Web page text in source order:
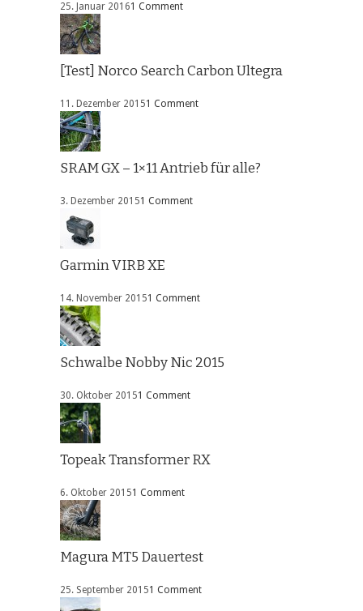
25. Januar 20161 Comment
[Test] Norco Search Carbon Ultegra
11. Dezember 20151 Comment
SRAM GX – 1×11 Antrieb für alle?
3. Dezember 20151 Comment
Garmin VIRB XE
14. November 20151 Comment
Schwalbe Nobby Nic 2015
30. Oktober 20151 Comment
Topeak Transformer RX
6. Oktober 20151 Comment
Magura MT5 Dauertest
25. September 20151 Comment